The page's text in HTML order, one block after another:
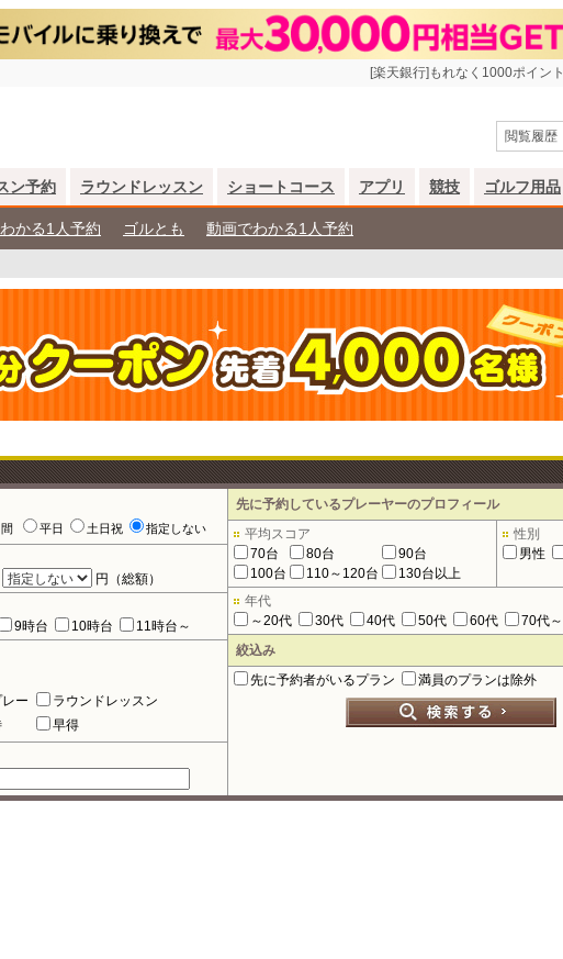
[楽天銀行]もれなく1000ポイント
閲覧履歴
ン予約 ラウンドレッスン ショートコース アプリ 競技 ゴルフ用品
かる1人予約 ゴルとも 動画でわかる1人予約
間 平日 土日祝 指定しない
円（総額）
9時台 10時台
11時台～
ー
ラウンドレッスン
早得
先に予約しているプレーヤーのプロフィール
平均スコア
70台
80台
90台
100台
110～120台 130台以上
性別
男性
年代
～20代
30代 40代 50代 60代
70代～
絞込み
先に予約者がいるプラン
満員のプランは除外